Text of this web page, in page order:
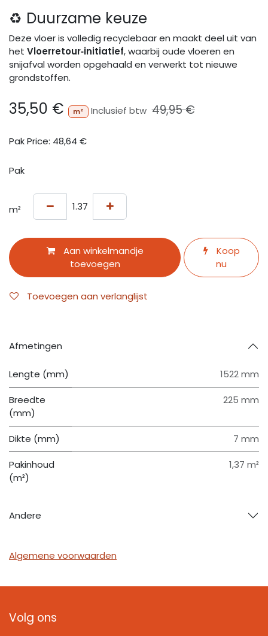
♻️ Duurzame keuze
Deze vloer is volledig recyclebaar en maakt deel uit van
het Vloerretour‑initiatief, waarbij oude vloeren en
snijafval worden opgehaald en verwerkt tot nieuwe
grondstoffen.
35,50 € m² Inclusief btw 49,95€
Pak Price: 48,64 €
Pak
m²
Aan winkelmandje
toevoegen
Koop
nu
Toevoegen aan verlanglijst
Afmetingen
Lengte (mm) 1522 mm
Breedte
(mm)
225 mm
Dikte (mm) 7 mm
Pakinhoud
(m²)
1,37 m²
Andere
Algemene voorwaarden
Volg ons